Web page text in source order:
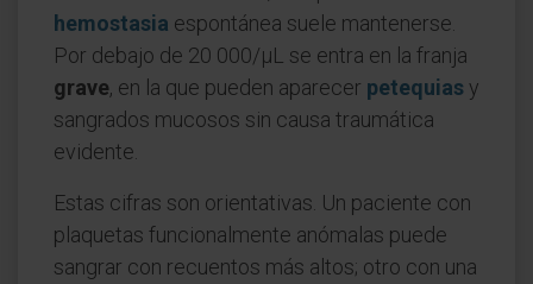
hemostasia espontánea suele mantenerse.
Por debajo de 20 000/µL se entra en la franja
grave, en la que pueden aparecer petequiasy
sangrados mucosos sin causa traumática
evidente.
Estas cifras son orientativas. Un paciente con
plaquetas funcionalmente anómalas puede
sangrar con recuentos más altos; otro con una